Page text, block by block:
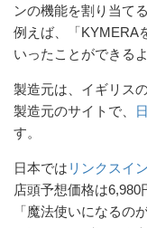
ンの機能を割り当て
例えば、「KYMERA
いったことができる
製造元は、イギリス
製造元のサイトで、
す。
日本では リンクスイ
店頭予想価格は6,980
「魔法使いになるの